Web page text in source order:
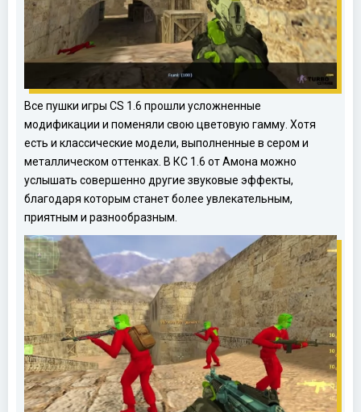
Все пушки игры CS 1.6 прошли усложненные
модификации и поменяли свою цветовую гамму. Хотя
есть и классические модели, выполненные в сером и
металлическом оттенках. В КС 1.6 от Амона можно
услышать совершенно другие звуковые эффекты,
благодаря которым станет более увлекательным,
приятным и разнообразным.